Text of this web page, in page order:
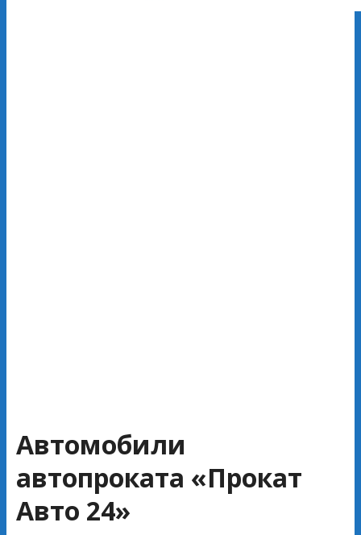
Автомобили
автопроката «Прокат
Авто 24»